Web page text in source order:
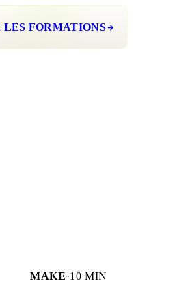
LES FORMATIONS
MAKE·10 MIN